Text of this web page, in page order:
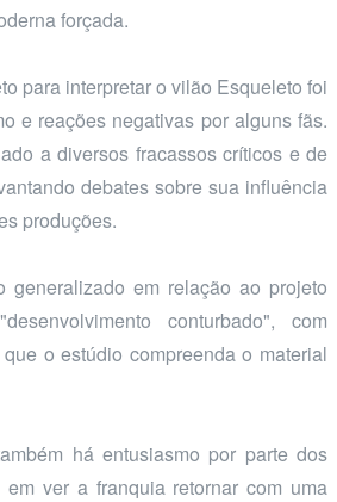
forçada.
para interpretar o vilão Esqueleto foi
e reações negativas por alguns fãs.
a diversos fracassos críticos e de
debates sobre sua influência
produções.
generalizado em relação ao projeto
conturbado", com
o estúdio compreenda o material
há entusiasmo por parte dos
ver a franquia retornar com uma